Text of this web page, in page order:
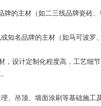
牌的主材（如二三线品牌瓷砖
知名品牌的主材（如马可波罗
设计定制化程度高，工艺细
、吊顶、墙面涂刷等基础施工